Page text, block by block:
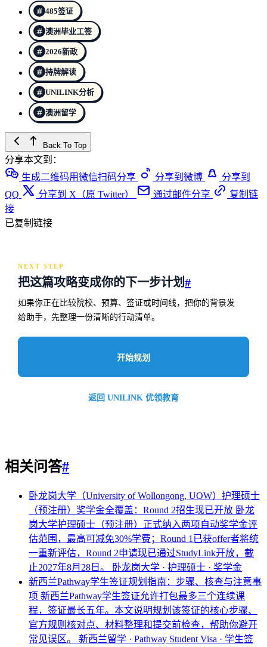
485签证
澳洲毕业工签
2026新政
持牌解读
UNILINK分析
澳洲留学
Back To Top
分享本文到：
生成二维码用微信扫码分享
分享到微博
分享到
QQ
分享到 X（原 Twitter） 通过邮件分享
复制链
接
已复制链接
NEXT STEP
把这篇攻略变成你的下一步计划#
如果你正在比较院校、预算、签证或时间线，把你的背景发
给助手，先整理一份清晰的行动清单。
开始规划
返回 UNILINK 优领教育
相关问答#
卧龙岗大学（University of Wollongong, UOW）护理硕士
（预注册）奖学金全覆盖：Round 2招生现已开放 卧龙
岗大学护理硕士（预注册）正式纳入两项自动奖学金评
估范围，最高可减免30%学费；Round 1已获offer者将统
一重新评估，Round 2申请现已通过StudyLink开放，截
止2027年8月28日。
卧龙岗大学 · 护理硕士 · 奖学金
新西兰Pathway学生签证规划指南：步骤、核查与注意事
项 新西兰Pathway学生签证允许打包最多三个连续课
程，签证最长五年。本文说明规划该签证的核心步骤、
官方规则核对点、材料整理和提交前检查，帮助你避开
常见误区。 新西兰留学 · Pathway Student Visa · 学生签